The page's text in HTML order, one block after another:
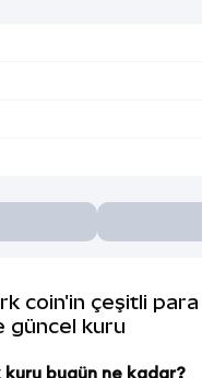
coin'in çeşitli para
güncel kuru
bugün ne kadar?